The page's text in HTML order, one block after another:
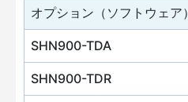
オプション（ソフトウェア）
SHN900-TDA
SHN900-TDR